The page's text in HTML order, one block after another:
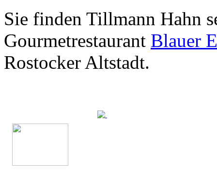
Sie finden Tillmann Hahn
Gourmetrestaurant Blauer
Rostocker Altstadt.